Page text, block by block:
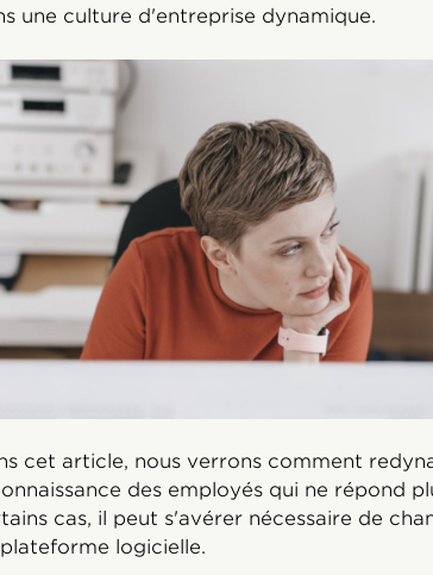
une culture d'entreprise dynamique.
cet article, nous verrons comment
des employés qui ne répond
cas, il peut s'avérer nécessaire de
logicielle.